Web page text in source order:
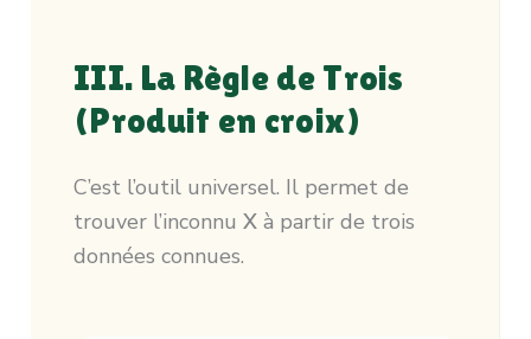
III. La Règle de Trois
(Produit en croix)
C’est l’outil universel. Il permet de
trouver l’inconnuX à partir de trois
données connues.